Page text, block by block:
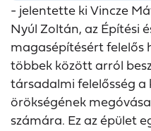
- jelentette ki Vincze
Nyúl Zoltán, az Építési
magasépítésért
többek között arról
társadalmi felelősség
örökségének
számára. Ez az épület